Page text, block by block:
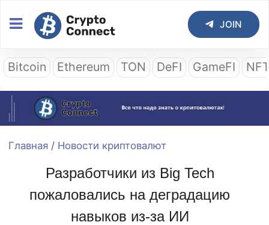
JOIN
Bitcoin Ethereum TON DeFI GameFI
Главная / Новости криптовалют
Разработчики из Big Tech
пожаловались на деградацию
навыков из-за ИИ